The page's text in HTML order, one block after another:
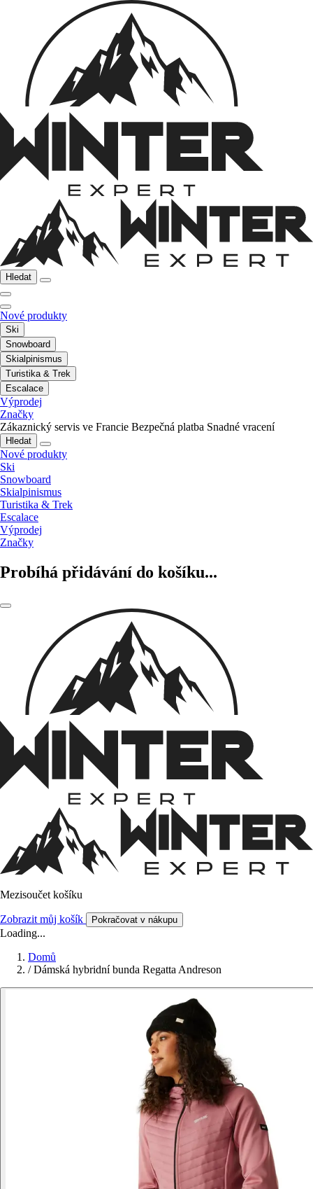
Hledat
Nové produkty
Ski
Snowboard
Skialpinismus
Turistika & Trek
Escalace
Výprodej
Značky
Zákaznický servis ve Francie Bezpečná platba Snadné vracení
Hledat
Nové produkty
Ski
Snowboard
Skialpinismus
Turistika & Trek
Escalace
Výprodej
Značky
Probíhá přidávání do košíku...
Mezisoučet košíku
Zobrazit můj košík Pokračovat v nákupu
Loading...
Domů
/ Dámská hybridní bunda Regatta Andreson